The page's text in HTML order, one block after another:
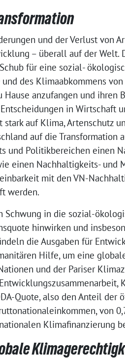
und der Verlust von
– überall auf der Welt.
für eine sozial-
des Klimaabkommens
anzufangen und ihren
in Wirtschaft
auf Klima, Artenschutz
auf die Transformation
und Politikbereichen einen
einen Nachhaltigkeits- und
mit den VN-
werden.
in die sozial-
hinwirken und
die Ausgaben für
Hilfe, um eine
und der Pariser
Quote, also den Anteil der
von
Klimafinanzierung